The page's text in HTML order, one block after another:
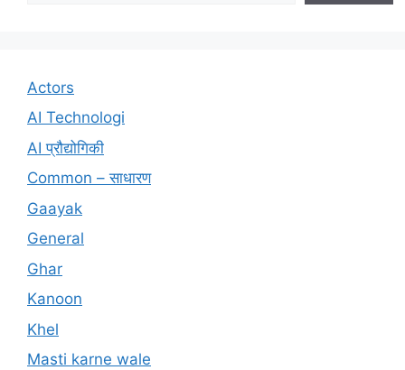
Actors
AI Technologi
AI प्रौद्योगिकी
Common – साधारण
Gaayak
General
Ghar
Kanoon
Khel
Masti karne wale